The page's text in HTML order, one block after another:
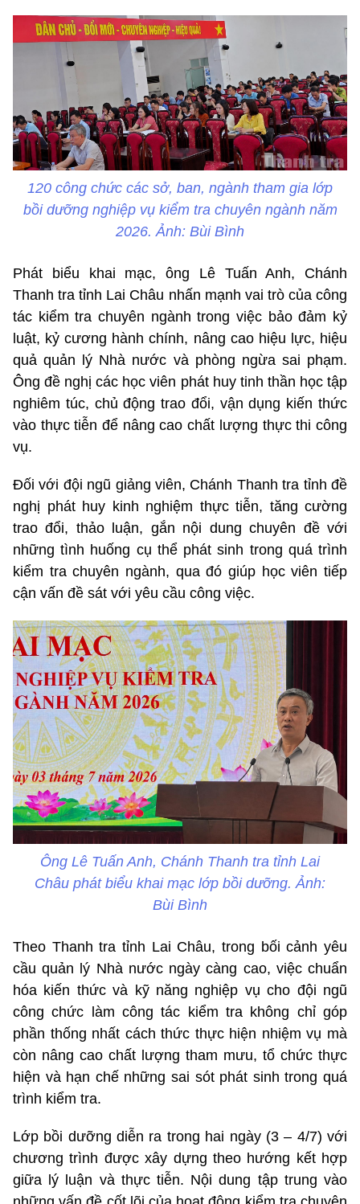
120 công chức các sở, ban, ngành tham gia lớp
bồi dưỡng nghiệp vụ kiểm tra chuyên ngành năm
2026. Ảnh: Bùi Bình
Phát biểu khai mạc, ông Lê Tuấn Anh, Chánh
Thanh tra tỉnh Lai Châu nhấn mạnh vai trò của công
tác kiểm tra chuyên ngành trong việc bảo đảm kỷ
luật, kỷ cương hành chính, nâng cao hiệu lực, hiệu
quả quản lý Nhà nước và phòng ngừa sai phạm.
Ông đề nghị các học viên phát huy tinh thần học tập
nghiêm túc, chủ động trao đổi, vận dụng kiến thức
vào thực tiễn để nâng cao chất lượng thực thi công
vụ.
Đối với đội ngũ giảng viên, Chánh Thanh tra tỉnh đề
nghị phát huy kinh nghiệm thực tiễn, tăng cường
trao đổi, thảo luận, gắn nội dung chuyên đề với
những tình huống cụ thể phát sinh trong quá trình
kiểm tra chuyên ngành, qua đó giúp học viên tiếp
cận vấn đề sát với yêu cầu công việc.
Ông Lê Tuấn Anh, Chánh Thanh tra tỉnh Lai
Châu phát biểu khai mạc lớp bồi dưỡng. Ảnh:
Bùi Bình
Theo Thanh tra tỉnh Lai Châu, trong bối cảnh yêu
cầu quản lý Nhà nước ngày càng cao, việc chuẩn
hóa kiến thức và kỹ năng nghiệp vụ cho đội ngũ
công chức làm công tác kiểm tra không chỉ góp
phần thống nhất cách thức thực hiện nhiệm vụ mà
còn nâng cao chất lượng tham mưu, tổ chức thực
hiện và hạn chế những sai sót phát sinh trong quá
trình kiểm tra.
Lớp bồi dưỡng diễn ra trong hai ngày (3 – 4/7) với
chương trình được xây dựng theo hướng kết hợp
giữa lý luận và thực tiễn. Nội dung tập trung vào